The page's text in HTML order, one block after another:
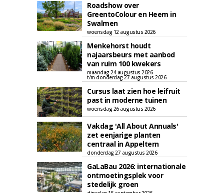
Roadshow over
GreentoColour en Heem in
Swalmen
woensdag 12 augustus 2026
Menkehorst houdt
najaarsbeurs met aanbod
van ruim 100 kwekers
maandag 24 augustus 2026
t/m donderdag 27 augustus 2026
Cursus laat zien hoe leifruit
past in moderne tuinen
woensdag 26 augustus 2026
Vakdag 'All About Annuals'
zet eenjarige planten
centraal in Appeltern
donderdag 27 augustus 2026
GaLaBau 2026: internationale
ontmoetingsplek voor
stedelijk groen